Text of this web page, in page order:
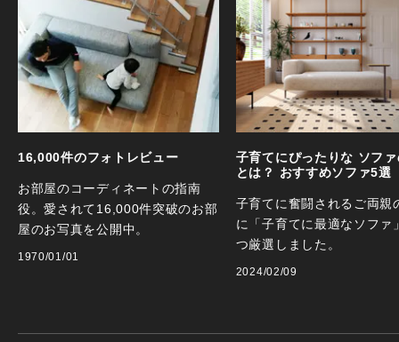
16,000件のフォトレビュー
お部屋のコーディネートの指南
役。愛されて16,000件突破のお部
屋のお写真を公開中。
1970/01/01
子育てにぴったりな ソフ
とは？ おすすめソファ5選
子育てに奮闘されるご両親
に「子育てに最適なソファ
つ厳選しました。
2024/02/09